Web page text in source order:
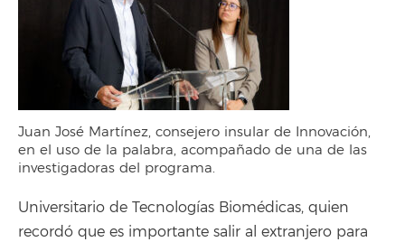
Juan José Martínez, consejero insular de Innovación,
en el uso de la palabra, acompañado de una de las
investigadoras del programa.
Universitario de Tecnologías Biomédicas, quien
recordó que es importante salir al extranjero para